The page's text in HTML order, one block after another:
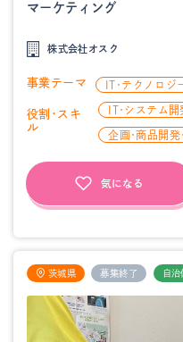
マーケティング
株式会社オスク
事業テーマ IT・テクノロジ
役割・スキ
ル
IT・システム開
企画・商品開
気になる
茨城県 募集終了 自